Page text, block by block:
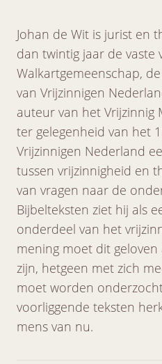
Johan de Wit is jurist en
dan twintig jaar de vaste
Walkartgemeenschap,
van Vrijzinnigen
auteur van het Vrijzinnig
ter gelegenheid van het
Vrijzinnigen Nederland
tussen vrijzinnigheid en
van vragen naar de
Bijbelteksten ziet hij als
onderdeel van het
mening moet dit
zijn, hetgeen met zich
moet worden
voorliggende teksten
mens van nu.